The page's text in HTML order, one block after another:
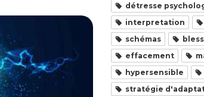
détresse
interpretation
schémas
effacement
hypersensible
stratégie